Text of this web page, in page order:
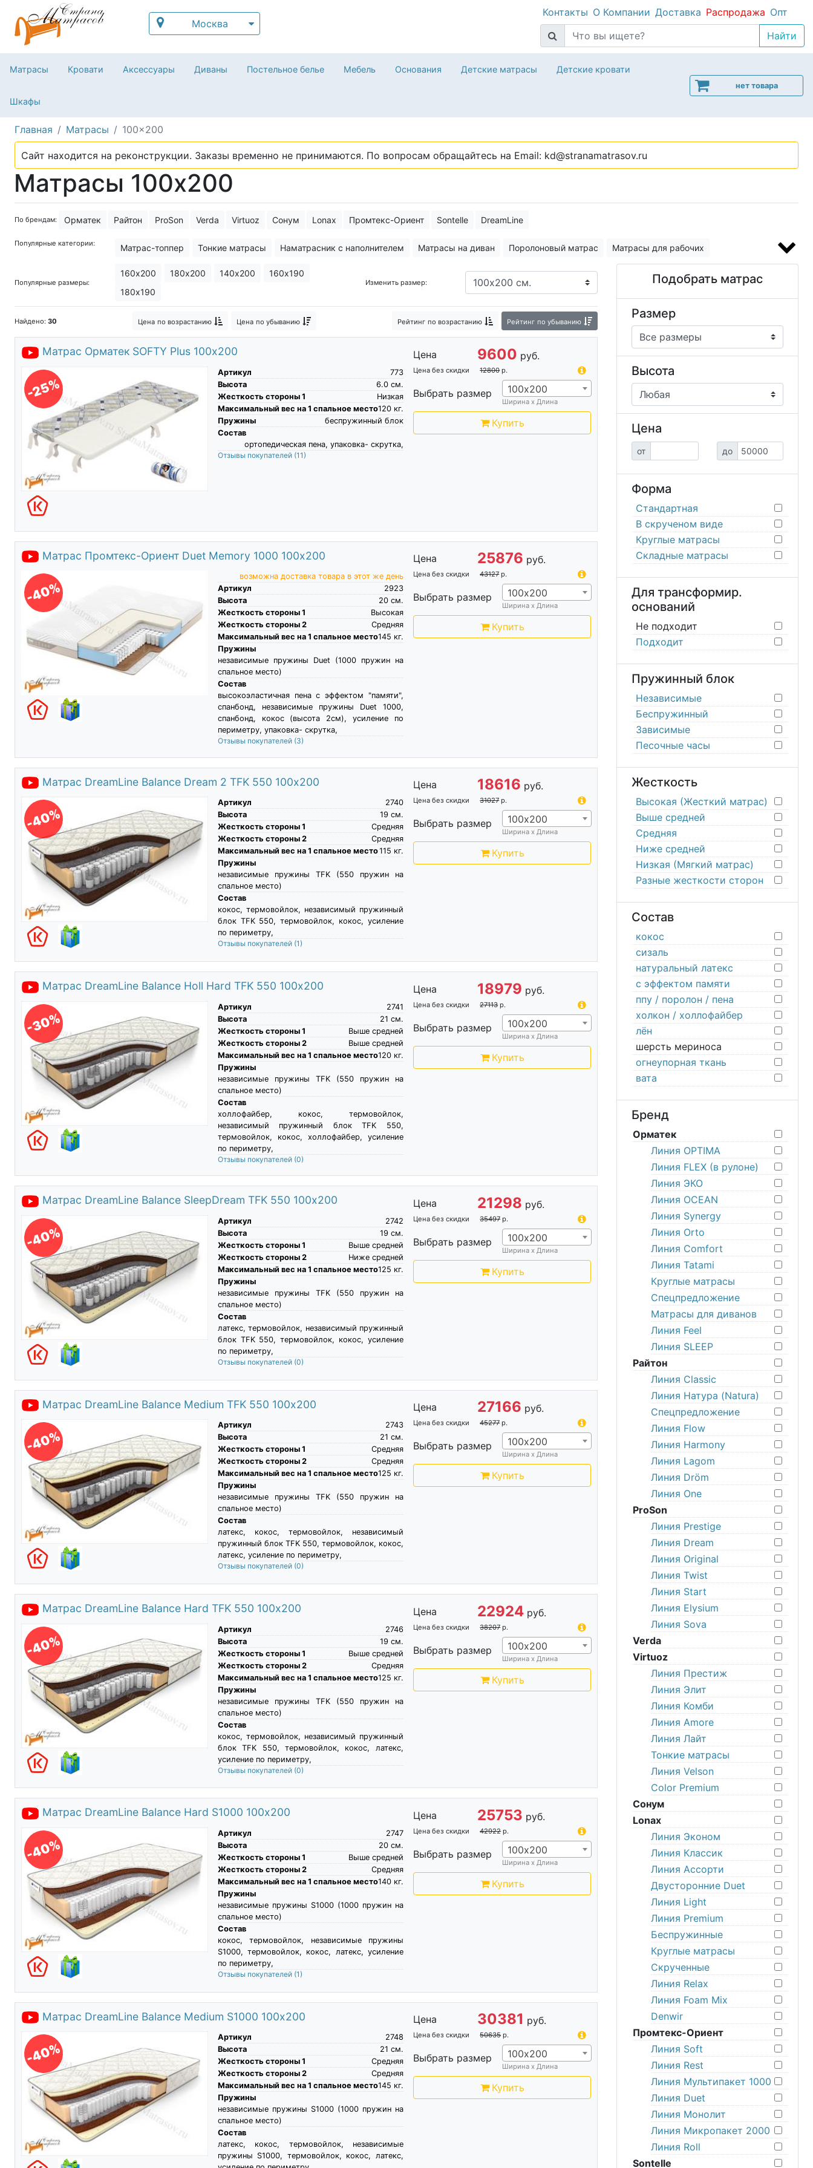
Москва
Контакты О Компании Доставка Распродажа Опт
Матрасы Кровати Аксессуары Диваны Постельное белье Мебель Основания Детские матрасы Детские кровати
Шкафы
нет товара
Главная Матрасы 100x200
Сайт находится на реконструкции. Заказы временно не принимаются. По вопросам обращайтесь на Email: kd@stranamatrasov.ru
Матрасы 100х200
По брендам: Орматек Райтон ProSon Verda Virtuoz Сонум Lonax Промтекс-Ориент Sontelle DreamLine
Популярные категории: Матрас-топпер Тонкие матрасы Наматрасник с наполнителем Матрасы на диван Поролоновый матрас Матрасы для рабочих
Матрас для сна Пружинные матрасы Складные матрасы Матрас с искусственным латексом Матрасы 30 см высотой
Спящий матрас Релакс матрасы Матрас Balance
Пуф-матрасы складные
Популярные размеры:
160х200 180х200 140х200
160х190
180х190
Изменить размер:
Найдено: 30 Цена по возрастанию Цена по убыванию Рейтинг по возрастанию Рейтинг по убыванию
Матрас Орматек SOFTY Plus 100х200
-25%
Артикул
773
Высота
см.
6.0
Жесткость стороны 1
Низкая
Максимальный вес на 1 спальное место
кг.
120
Пружины
беспружинный блок
Состав
ортопедическая пена, упаковка- скрутка,
Отзывы покупателей (11)
Цена 9600 руб.
Цена без скидки 12800 р.
Выбрать размер 100х200
Ширина х Длина
Купить
Матрас Промтекс-Ориент Duet Memory 1000 100х200
-40%
возможна доставка товара в этот же день
Артикул
2923
Высота
см.
20
Жесткость стороны 1
Высокая
Жесткость стороны 2
Средняя
Максимальный вес на 1 спальное место
кг.
145
Пружины
независимые пружины Duet (1000 пружин на
спальное место)
Состав
высокоэластичная пена c эффектом "памяти",
спанбонд, независимые пружины Duet 1000,
спанбонд, кокос (высота 2см), усиление по
периметру, упаковка- скрутка,
Отзывы покупателей (3)
Цена 25876 руб.
Цена без скидки 43127 р.
Выбрать размер 100х200
Ширина х Длина
Купить
Матрас DreamLine Balance Dream 2 TFK 550 100х200
-40%
Артикул
2740
Высота
см.
19
Жесткость стороны 1
Средняя
Жесткость стороны 2
Средняя
Максимальный вес на 1 спальное место
кг.
115
Пружины
независимые пружины TFK (550 пружин на
спальное место)
Состав
кокос, термовойлок, независимый пружинный
блок TFK 550, термовойлок, кокос, усиление
по периметру,
Отзывы покупателей (1)
Цена 18616 руб.
Цена без скидки 31027 р.
Выбрать размер 100х200
Ширина х Длина
Купить
Матрас DreamLine Balance Holl Hard TFK 550 100х200
-30%
Артикул
2741
Высота
см.
21
Жесткость стороны 1
Выше средней
Жесткость стороны 2
Выше средней
Максимальный вес на 1 спальное место
кг.
120
Пружины
независимые пружины TFK (550 пружин на
спальное место)
Состав
холлофайбер, кокос, термовойлок,
независимый пружинный блок TFK 550,
термовойлок, кокос, холлофайбер, усиление
по периметру,
Отзывы покупателей (0)
Цена 18979 руб.
Цена без скидки 27113 р.
Выбрать размер 100х200
Ширина х Длина
Купить
Матрас DreamLine Balance SleepDream TFK 550 100х200
-40%
Артикул
2742
Высота
см.
19
Жесткость стороны 1
Выше средней
Жесткость стороны 2
Ниже средней
Максимальный вес на 1 спальное место
кг.
125
Пружины
независимые пружины TFK (550 пружин на
спальное место)
Состав
латекс, термовойлок, независимый пружинный
блок TFK 550, термовойлок, кокос, усиление
по периметру,
Отзывы покупателей (0)
Цена 21298 руб.
Цена без скидки 35497 р.
Выбрать размер 100х200
Ширина х Длина
Купить
Матрас DreamLine Balance Medium TFK 550 100х200
-40%
Артикул
2743
Высота
см.
21
Жесткость стороны 1
Средняя
Жесткость стороны 2
Средняя
Максимальный вес на 1 спальное место
кг.
125
Пружины
независимые пружины TFK (550 пружин на
спальное место)
Состав
латекс, кокос, термовойлок, независимый
пружинный блок TFK 550, термовойлок, кокос,
латекс, усиление по периметру,
Отзывы покупателей (0)
Цена 27166 руб.
Цена без скидки 45277 р.
Выбрать размер 100х200
Ширина х Длина
Купить
Матрас DreamLine Balance Hard TFK 550 100х200
-40%
Артикул
2746
Высота
см.
19
Жесткость стороны 1
Выше средней
Жесткость стороны 2
Средняя
Максимальный вес на 1 спальное место
кг.
125
Пружины
независимые пружины TFK (550 пружин на
спальное место)
Состав
кокос, термовойлок, независимый пружинный
блок TFK 550, термовойлок, кокос, латекс,
усиление по периметру,
Отзывы покупателей (0)
Цена 22924 руб.
Цена без скидки 38207 р.
Выбрать размер 100х200
Ширина х Длина
Купить
Матрас DreamLine Balance Hard S1000 100х200
-40%
Артикул
2747
Высота
см.
20
Жесткость стороны 1
Выше средней
Жесткость стороны 2
Средняя
Максимальный вес на 1 спальное место
кг.
140
Пружины
независимые пружины S1000 (1000 пружин на
спальное место)
Состав
кокос, термовойлок, независимые пружины
S1000, термовойлок, кокос, латекс, усиление
по периметру,
Отзывы покупателей (1)
Цена 25753 руб.
Цена без скидки 42922 р.
Выбрать размер 100х200
Ширина х Длина
Купить
Матрас DreamLine Balance Medium S1000 100х200
-40%
Артикул
2748
Высота
см.
21
Жесткость стороны 1
Средняя
Жесткость стороны 2
Средняя
Максимальный вес на 1 спальное место
кг.
145
Пружины
независимые пружины S1000 (1000 пружин на
спальное место)
Состав
латекс, кокос, термовойлок, независимые
пружины S1000, термовойлок, кокос, латекс,
Цена 30381 руб.
Цена без скидки 50635 р.
Выбрать размер 100х200
Ширина х Длина
Купить
Подобрать матрас
Размер
Высота
Цена
от до
Форма
Стандартная
В скрученом виде
Круглые матрасы
Складные матрасы
Для трансформир.
оснований
Не подходит
Подходит
Пружинный блок
Независимые
Беспружинный
Зависимые
Песочные часы
Жесткость
Высокая (Жесткий матрас)
Выше средней
Средняя
Ниже средней
Низкая (Мягкий матрас)
Разные жесткости сторон
Состав
кокос
сизаль
натуральный латекс
с эффектом памяти
ппу / поролон / пена
холкон / холлофайбер
лён
шерсть мериноса
огнеупорная ткань
вата
Бренд
Орматек
Линия OPTIMA
Линия FLEX (в рулоне)
Линия ЭКО
Линия OCEAN
Линия Synergy
Линия Orto
Линия Comfort
Линия Tatami
Круглые матрасы
Спецпредложение
Матрасы для диванов
Линия Feel
Линия SLEEP
Райтон
Линия Classic
Линия Натура (Natura)
Спецпредложение
Линия Flow
Линия Harmony
Линия Lagom
Линия Dröm
Линия One
ProSon
Линия Prestige
Линия Dream
Линия Original
Линия Twist
Линия Start
Линия Elysium
Линия Sova
Verda
Virtuoz
Линия Престиж
Линия Элит
Линия Комби
Линия Amore
Линия Лайт
Тонкие матрасы
Линия Velson
Color Premium
Сонум
Lonax
Линия Эконом
Линия Классик
Линия Ассорти
Двусторонние Duet
Линия Light
Линия Premium
Беспружинные
Круглые матрасы
Скрученные
Линия Relax
Линия Foam Mix
Denwir
Промтекс-Ориент
Линия Soft
Линия Rest
Линия Мультипакет 1000
Линия Duet
Линия Монолит
Линия Микропакет 2000
Линия Roll
Sontelle